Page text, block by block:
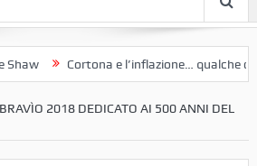
Cortona e l’inflazione… qualche
2018 DEDICATO AI 500 ANNI DEL